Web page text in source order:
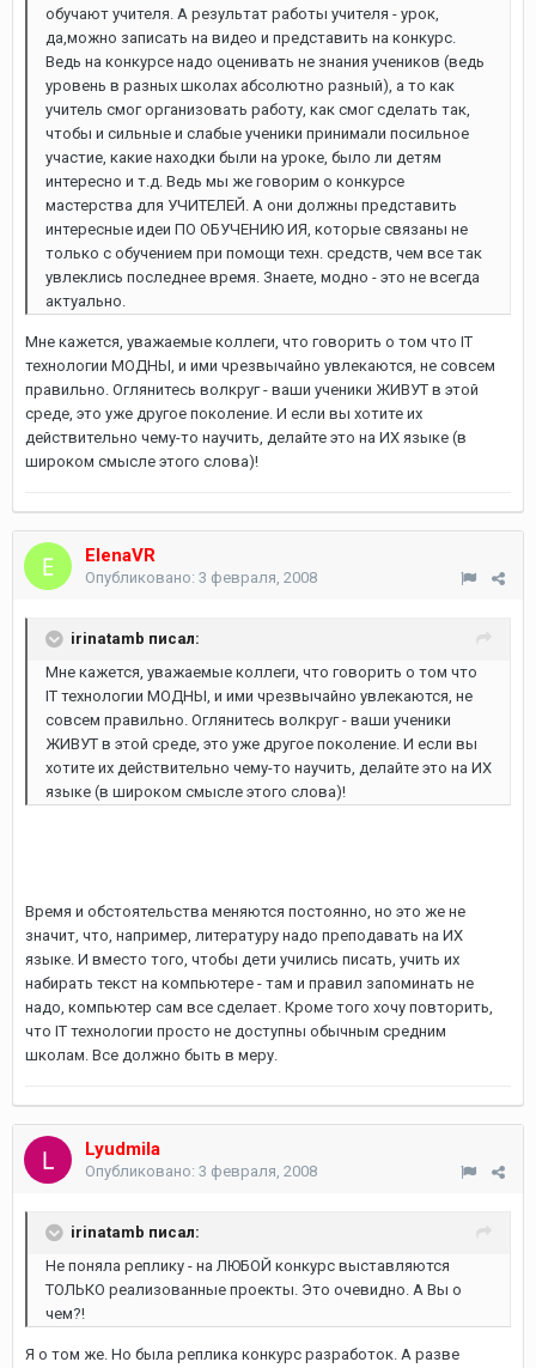
обучают учителя. А результат работы учителя - урок,
да,можно записать на видео и представить на конкурс.
Ведь на конкурсе надо оценивать не знания учеников (ведь
уровень в разных школах абсолютно разный), а то как
учитель смог организовать работу, как смог сделать так,
чтобы и сильные и слабые ученики принимали посильное
участие, какие находки были на уроке, было ли детям
интересно и т.д. Ведь мы же говорим о конкурсе
мастерства для УЧИТЕЛЕЙ. А они должны представить
интересные идеи ПО ОБУЧЕНИЮ ИЯ, которые связаны не
только с обучением при помощи техн. средств, чем все так
увлеклись последнее время. Знаете, модно - это не всегда
актуально.
Мне кажется, уважаемые коллеги, что говорить о том что IT
технологии МОДНЫ, и ими чрезвычайно увлекаются, не совсем
правильно. Оглянитесь волкруг - ваши ученики ЖИВУТ в этой
среде, это уже другое поколение. И если вы хотите их
действительно чему-то научить, делайте это на ИХ языке (в
широком смысле этого слова)!
ElenaVR
Опубликовано: 3 февраля, 2008
irinatamb писал:
Мне кажется, уважаемые коллеги, что говорить о том что
IT технологии МОДНЫ, и ими чрезвычайно увлекаются, не
совсем правильно. Оглянитесь волкруг - ваши ученики
ЖИВУТ в этой среде, это уже другое поколение. И если вы
хотите их действительно чему-то научить, делайте это на ИХ
языке (в широком смысле этого слова)!
Время и обстоятельства меняются постоянно, но это же не
значит, что, например, литературу надо преподавать на ИХ
языке. И вместо того, чтобы дети учились писать, учить их
набирать текст на компьютере - там и правил запоминать не
надо, компьютер сам все сделает. Кроме того хочу повторить,
что IT технологии просто не доступны обычным средним
школам. Все должно быть в меру.
Lyudmila
Опубликовано: 3 февраля, 2008
irinatamb писал:
Не поняла реплику - на ЛЮБОЙ конкурс выставляются
ТОЛЬКО реализованные проекты. Это очевидно. А Вы о
чем?!
Я о том же. Но была реплика конкурс разработок. А разве